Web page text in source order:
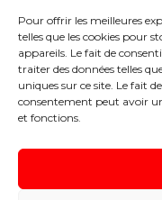
Pour offrir les meilleures
telles que les cookies pour
appareils. Le fait de
traiter des données telles
uniques sur ce site. Le fait
consentement peut avoir
et fonctions.